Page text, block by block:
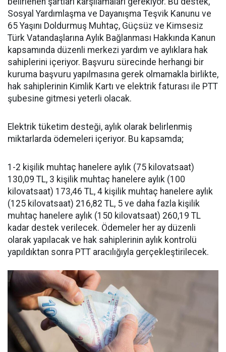
Sosyal Yardımlaşma ve Dayanışma Teşvik Kanunu ve
65 Yaşını Doldurmuş Muhtaç, Güçsüz ve Kimsesiz
Türk Vatandaşlarına Aylık Bağlanması Hakkında Kanun
kapsamında düzenli merkezi yardım ve aylıklara hak
sahiplerini içeriyor. Başvuru sürecinde herhangi bir
kuruma başvuru yapılmasına gerek olmamakla birlikte,
hak sahiplerinin Kimlik Kartı ve elektrik faturası ile PTT
şubesine gitmesi yeterli olacak.
Elektrik tüketim desteği, aylık olarak belirlenmiş
miktarlarda ödemeleri içeriyor. Bu kapsamda;
1-2 kişilik muhtaç hanelere aylık (75 kilovatsaat)
130,09 TL, 3 kişilik muhtaç hanelere aylık (100
kilovatsaat) 173,46 TL, 4 kişilik muhtaç hanelere aylık
(125 kilovatsaat) 216,82 TL, 5 ve daha fazla kişilik
muhtaç hanelere aylık (150 kilovatsaat) 260,19 TL
kadar destek verilecek. Ödemeler her ay düzenli
olarak yapılacak ve hak sahiplerinin aylık kontrolü
yapıldıktan sonra PTT aracılığıyla gerçekleştirilecek.